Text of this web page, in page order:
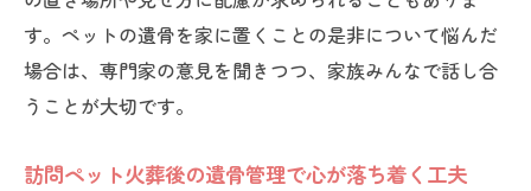
す。ペットの遺骨を家に置くことの是非について悩んだ
場合は、専門家の意見を聞きつつ、家族みんなで話し合
うことが大切です。
訪問ペット火葬後の遺骨管理で心が落ち着く工夫